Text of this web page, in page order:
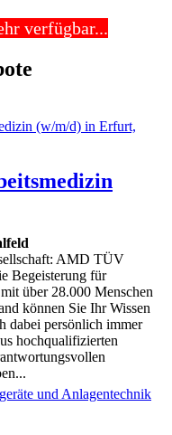
verfügbar...
AMD TÜV
Begeisterung für
über 28.000 Menschen
können Sie Ihr Wissen
dabei persönlich immer
hochqualifizierten